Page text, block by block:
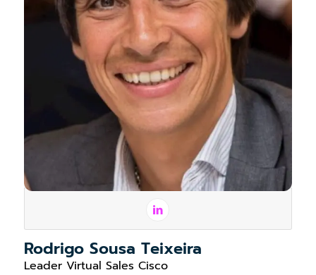
Rodrigo Sousa Teixeira
Leader Virtual Sales Cisco